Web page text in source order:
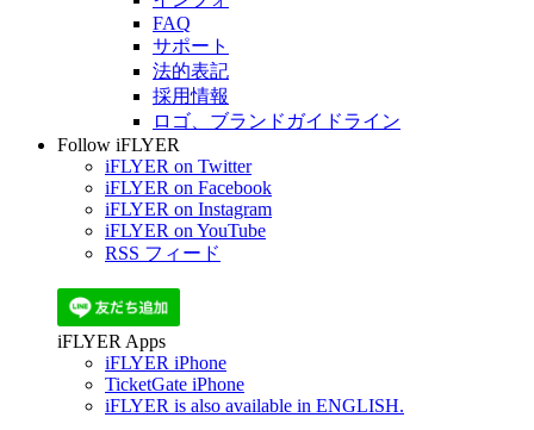
FAQ
サポート
法的表記
採用情報
ロゴ、ブランドガイドライン
Follow iFLYER
iFLYER on Twitter
iFLYER on Facebook
iFLYER on Instagram
iFLYER on YouTube
RSS フィード
iFLYER Apps
iFLYER iPhone
TicketGate iPhone
iFLYER is also available in ENGLISH.